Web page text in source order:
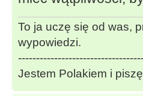
To ja uczę się od was,
wypowiedzi.
Jestem Polakiem i